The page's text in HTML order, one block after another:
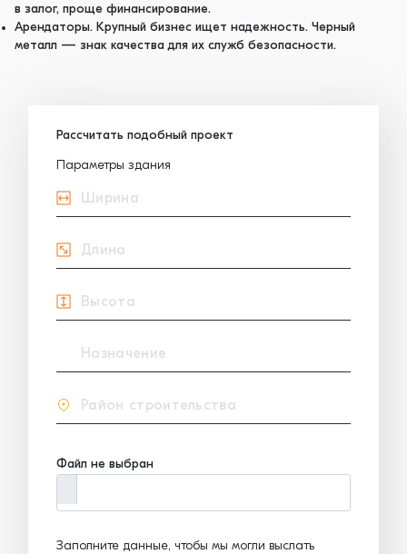
в залог, проще финансирование.
Арендаторы. Крупный бизнес ищет надежность. Черный
металл — знак качества для их служб безопасности.
Рассчитать подобный проект
Параметры здания
Файл не выбран
Заполните данные, чтобы мы могли выслать